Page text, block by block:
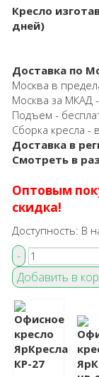
Кресло
дней)
Доставка по
Москва в
Москва за МКАД
Подъем -
Сборка кресла -
Доставка в
Смотреть в
Оптовым
скидка!
Доступность: В